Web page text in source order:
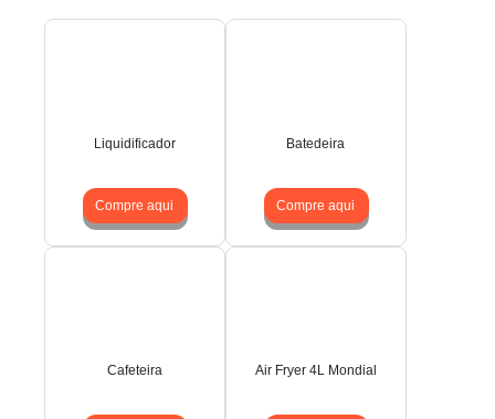
Liquidificador
Compre aqui
Batedeira
Compre aqui
Cafeteira Air Fryer 4L Mondial